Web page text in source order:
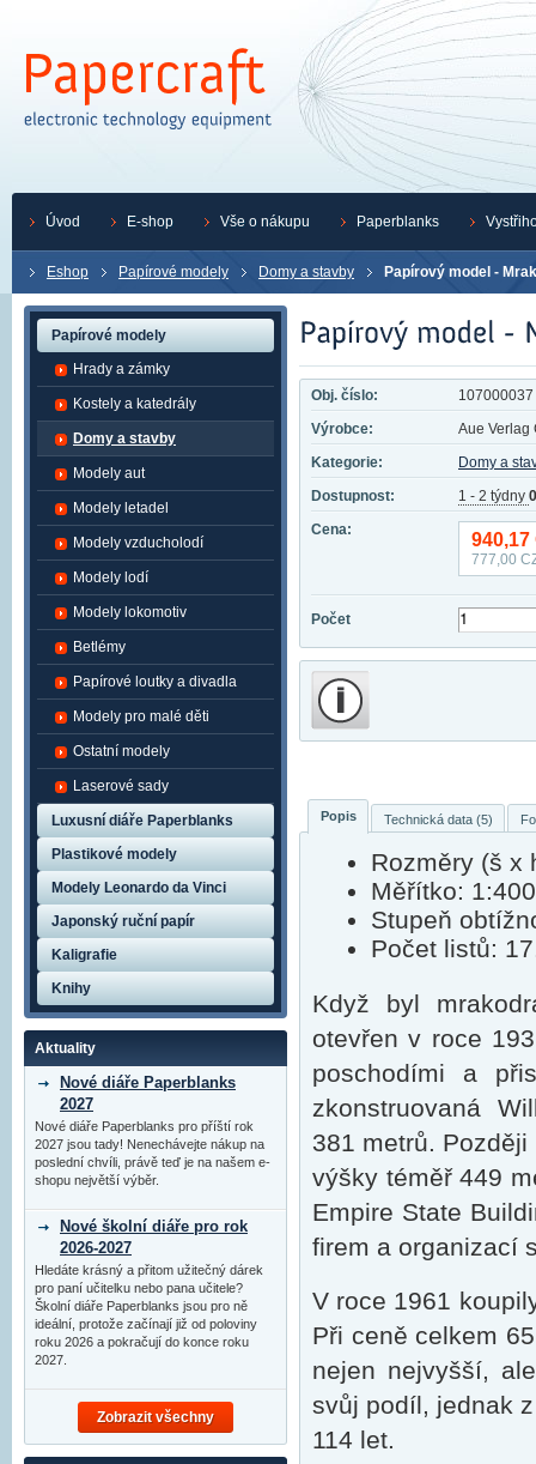
Eshop Papírové modely Domy a stavby Papírový model -
Obj. číslo:
107000037
Výrobce:
Aue Verlag
Kategorie:
Domy a
Dostupnost:
1 - 2 týdny
Cena:
940,17
777,00
Počet
Popis Technická data (5)
Rozměry (š x
Měřítko:
Stupeň
Počet listů:
Když byl
otevřen v roce
poschodími a
zkonstruovaná
381 metrů.
výšky téměř 449
Empire State
firem a organizací
V roce 1961
Při ceně celkem
nejen nejvyšší,
svůj podíl, jednak
114 let.
Papírové modely
Hrady a zámky
Kostely a katedrály
Domy a stavby
Modely aut
Modely letadel
Modely vzducholodí
Modely lodí
Modely lokomotiv
Betlémy
Papírové loutky a divadla
Modely pro malé děti
Ostatní modely
Laserové sady
Luxusní diáře Paperblanks
Plastikové modely
Modely Leonardo da Vinci
Japonský ruční papír
Kaligrafie
Knihy
Aktuality
Nové diáře Paperblanks
2027
Nové diáře Paperblanks pro příští rok
2027 jsou tady! Nenechávejte nákup na
poslední chvíli, právě teď je na našem e-
shopu největší výběr.
Nové školní diáře pro rok
2026-2027
Hledáte krásný a přitom užitečný dárek
pro paní učitelku nebo pana učitele?
Školní diáře Paperblanks jsou pro ně
ideální, protože začínají již od poloviny
roku 2026 a pokračují do konce roku
2027.
Zobrazit všechny
Úvod E-shop Vše o nákupu Paperblanks